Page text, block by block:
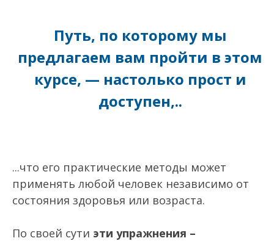
Путь, по которому мы
предлагаем вам пройти в этом
курсе, — настолько прост и
доступен,..
...что его практические методы может
применять любой человек независимо от
состояния здоровья или возраста.
По своей сути эти упражнения –